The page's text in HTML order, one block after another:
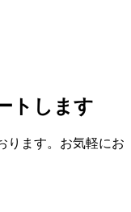
トします
ります。お気軽にお